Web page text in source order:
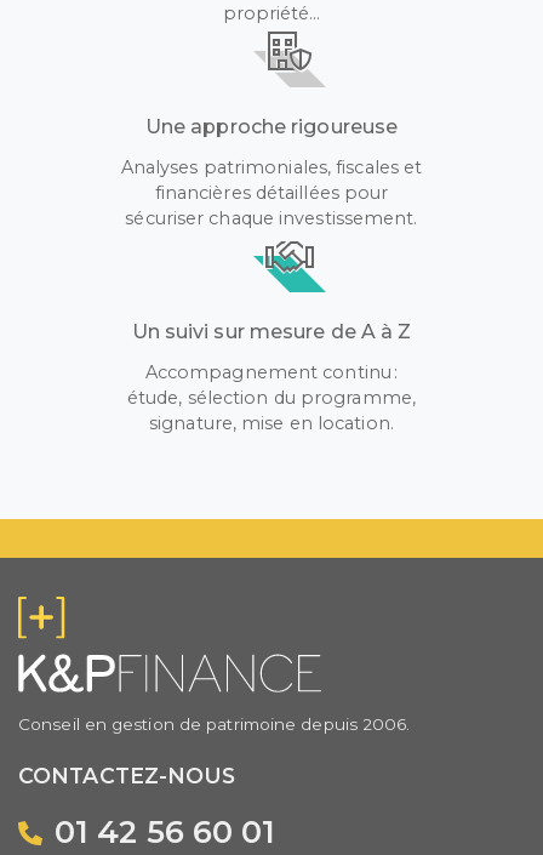
propriété…
Une approche rigoureuse
Analyses patrimoniales, fiscales et
financières détaillées pour
sécuriser chaque investissement.
Un suivi sur mesure de A à Z
Accompagnement continu :
étude, sélection du programme,
signature, mise en location.
Conseil en gestion de patrimoine depuis 2006.
CONTACTEZ-NOUS
01 42 56 60 01